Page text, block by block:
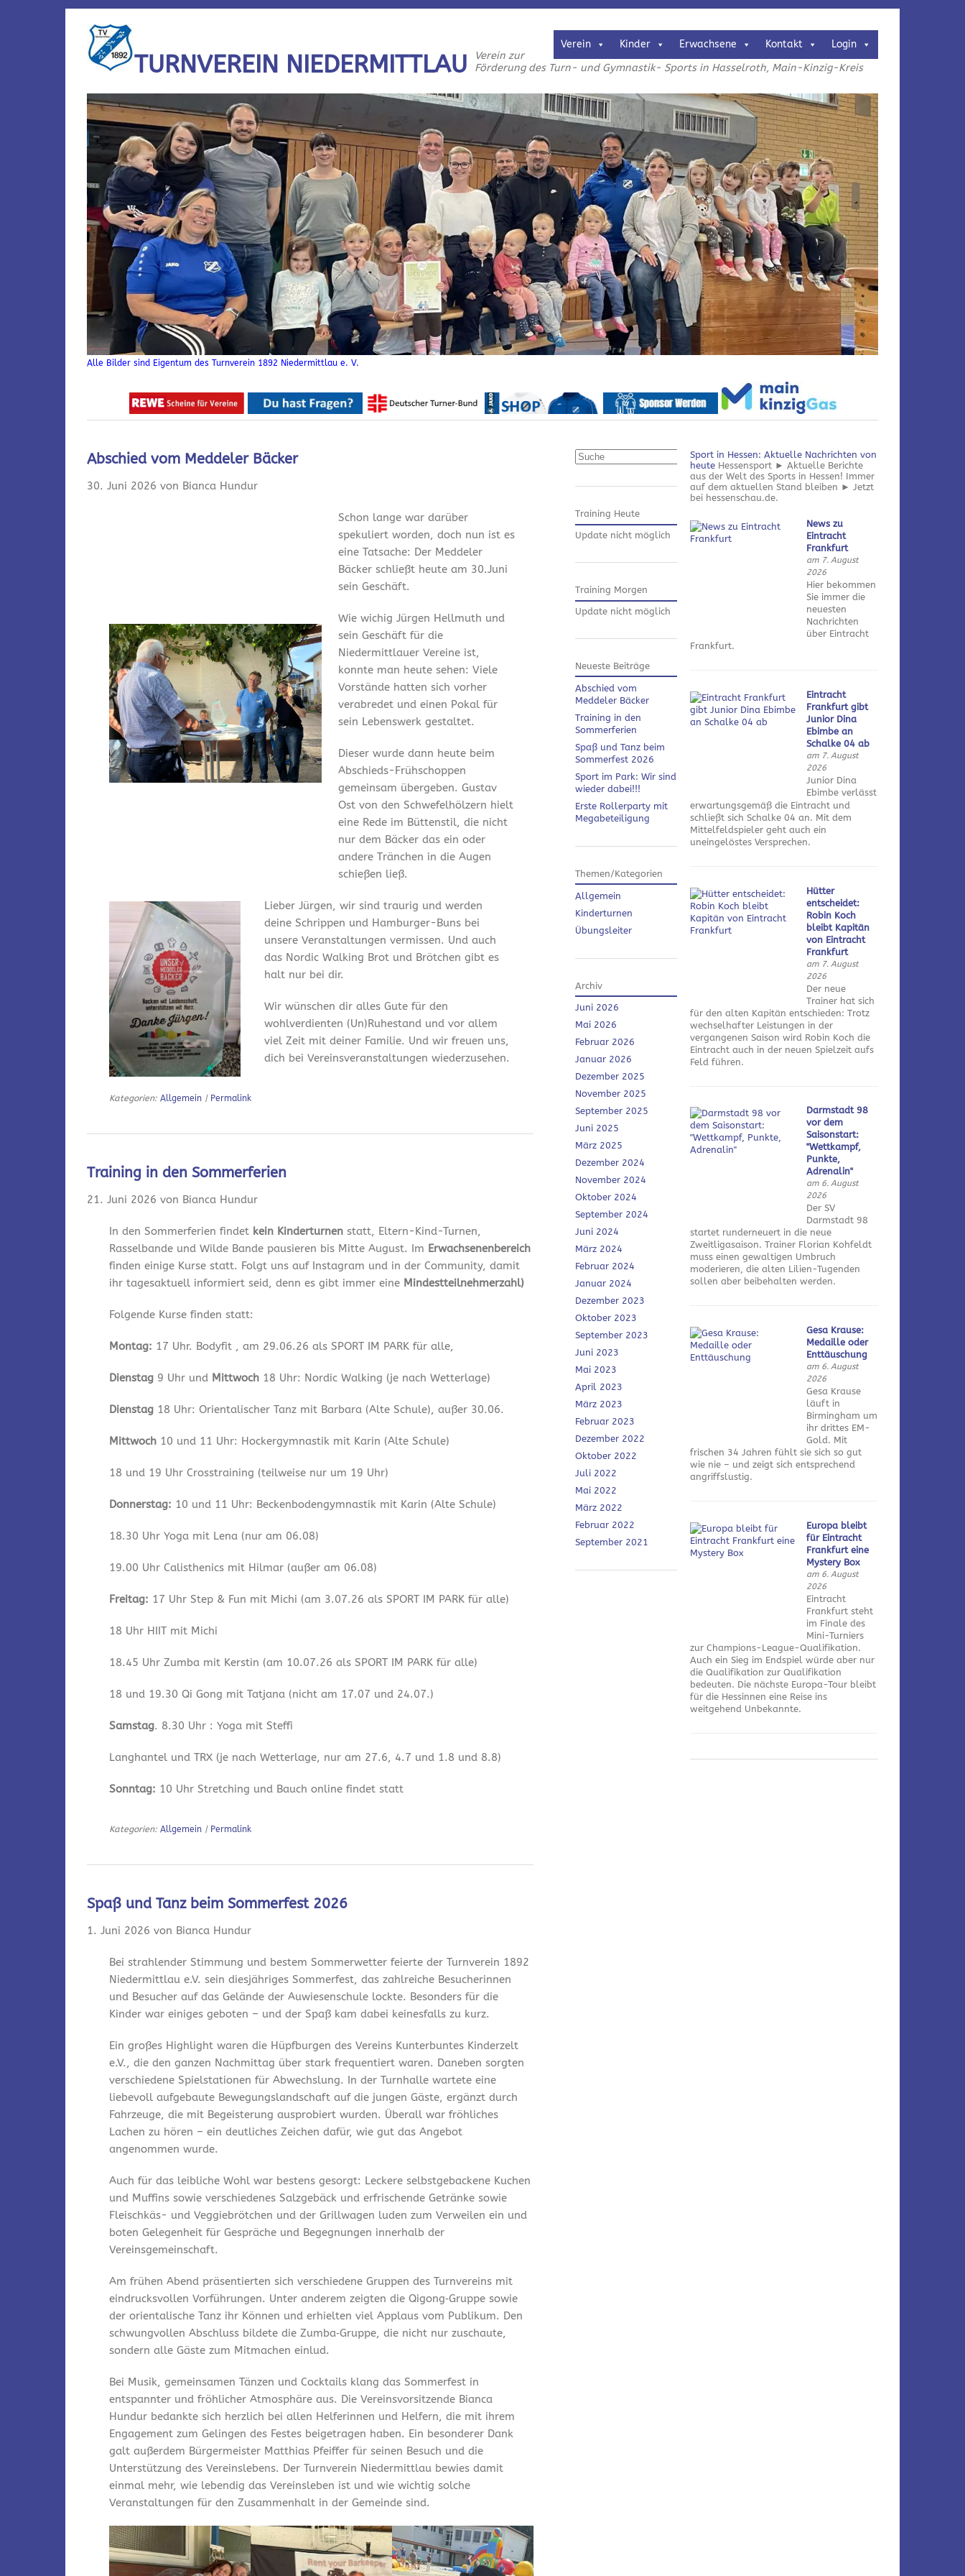
Verein Kinder Erwachsene Kontakt Login
TURNVEREIN NIEDERMITTLAU
Verein zur
Förderung des Turn- und Gymnastik- Sports in Hasselroth, Main-Kinzig-Kreis
Alle Bilder sind Eigentum des Turnverein 1892 Niedermittlau e. V.
Abschied vom Meddeler Bäcker
30. Juni 2026 von Bianca Hundur
Schon lange war darüber
spekuliert worden, doch nun ist es
eine Tatsache: Der Meddeler
Bäcker schließt heute am 30.Juni
sein Geschäft.
Wie wichig Jürgen Hellmuth und
sein Geschäft für die
Niedermittlauer Vereine ist,
konnte man heute sehen: Viele
Vorstände hatten sich vorher
verabredet und einen Pokal für
sein Lebenswerk gestaltet.
Dieser wurde dann heute beim
Abschieds-Frühschoppen
gemeinsam übergeben. Gustav
Ost von den Schwefelhölzern hielt
eine Rede im Büttenstil, die nicht
nur dem Bäcker das ein oder
andere Tränchen in die Augen
schießen ließ.
Lieber Jürgen, wir sind traurig und werden
deine Schrippen und Hamburger-Buns bei
unsere Veranstaltungen vermissen. Und auch
das Nordic Walking Brot und Brötchen gibt es
halt nur bei dir.
Wir wünschen dir alles Gute für den
wohlverdienten (Un)Ruhestand und vor allem
viel Zeit mit deiner Familie. Und wir freuen uns,
dich bei Vereinsveranstaltungen wiederzusehen.
Kategorien:Allgemein | Permalink
Training in den Sommerferien
21. Juni 2026 von Bianca Hundur
In den Sommerferien findet kein Kinderturnen statt, Eltern-Kind-Turnen,
Rasselbande und Wilde Bande pausieren bis Mitte August. Im Erwachsenenbereich
finden einige Kurse statt. Folgt uns auf Instagram und in der Community, damit
ihr tagesaktuell informiert seid, denn es gibt immer eine Mindestteilnehmerzahl)
Folgende Kurse finden statt:
Montag: 17 Uhr. Bodyfit , am 29.06.26 als SPORT IM PARK für alle,
Dienstag 9 Uhr und Mittwoch 18 Uhr: Nordic Walking (je nach Wetterlage)
Dienstag 18 Uhr: Orientalischer Tanz mit Barbara (Alte Schule), außer 30.06.
Mittwoch 10 und 11 Uhr: Hockergymnastik mit Karin (Alte Schule)
18 und 19 Uhr Crosstraining (teilweise nur um 19 Uhr)
Donnerstag: 10 und 11 Uhr: Beckenbodengymnastik mit Karin (Alte Schule)
18.30 Uhr Yoga mit Lena (nur am 06.08)
19.00 Uhr Calisthenics mit Hilmar (außer am 06.08)
Freitag: 17 Uhr Step & Fun mit Michi (am 3.07.26 als SPORT IM PARK für alle)
18 Uhr HIIT mit Michi
18.45 Uhr Zumba mit Kerstin (am 10.07.26 als SPORT IM PARK für alle)
18 und 19.30 Qi Gong mit Tatjana (nicht am 17.07 und 24.07.)
Samstag. 8.30 Uhr : Yoga mit Steffi
Langhantel und TRX (je nach Wetterlage, nur am 27.6, 4.7 und 1.8 und 8.8)
Sonntag: 10 Uhr Stretching und Bauch online findet statt
Kategorien:Allgemein | Permalink
Spaß und Tanz beim Sommerfest 2026
1. Juni 2026 von Bianca Hundur
Bei strahlender Stimmung und bestem Sommerwetter feierte der Turnverein 1892
Niedermittlau e.V. sein diesjähriges Sommerfest, das zahlreiche Besucherinnen
und Besucher auf das Gelände der Auwiesenschule lockte. Besonders für die
Kinder war einiges geboten – und der Spaß kam dabei keinesfalls zu kurz.
Ein großes Highlight waren die Hüpfburgen des Vereins Kunterbuntes Kinderzelt
e.V., die den ganzen Nachmittag über stark frequentiert waren. Daneben sorgten
verschiedene Spielstationen für Abwechslung. In der Turnhalle wartete eine
liebevoll aufgebaute Bewegungslandschaft auf die jungen Gäste, ergänzt durch
Fahrzeuge, die mit Begeisterung ausprobiert wurden. Überall war fröhliches
Lachen zu hören – ein deutliches Zeichen dafür, wie gut das Angebot
angenommen wurde.
Auch für das leibliche Wohl war bestens gesorgt: Leckere selbstgebackene Kuchen
und Muffins sowie verschiedenes Salzgebäck und erfrischende Getränke sowie
Fleischkäs- und Veggiebrötchen und der Grillwagen luden zum Verweilen ein und
boten Gelegenheit für Gespräche und Begegnungen innerhalb der
Vereinsgemeinschaft.
Am frühen Abend präsentierten sich verschiedene Gruppen des Turnvereins mit
eindrucksvollen Vorführungen. Unter anderem zeigten die Qigong‑Gruppe sowie
der orientalische Tanz ihr Können und erhielten viel Applaus vom Publikum. Den
schwungvollen Abschluss bildete die Zumba‑Gruppe, die nicht nur zuschaute,
sondern alle Gäste zum Mitmachen einlud.
Bei Musik, gemeinsamen Tänzen und Cocktails klang das Sommerfest in
entspannter und fröhlicher Atmosphäre aus. Die Vereinsvorsitzende Bianca
Hundur bedankte sich herzlich bei allen Helferinnen und Helfern, die mit ihrem
Engagement zum Gelingen des Festes beigetragen haben. Ein besonderer Dank
galt außerdem Bürgermeister Matthias Pfeiffer für seinen Besuch und die
Unterstützung des Vereinslebens. Der Turnverein Niedermittlau bewies damit
einmal mehr, wie lebendig das Vereinsleben ist und wie wichtig solche
Veranstaltungen für den Zusammenhalt in der Gemeinde sind.
Suchen
Training Heute
Update nicht möglich
Training Morgen
Update nicht möglich
Neueste Beiträge
Abschied vom
Meddeler Bäcker
Training in den
Sommerferien
Spaß und Tanz beim
Sommerfest 2026
Sport im Park: Wir sind
wieder dabei!!!
Erste Rollerparty mit
Megabeteiligung
Themen/Kategorien
Allgemein
Kinderturnen
Übungsleiter
Archiv
Juni 2026
Mai 2026
Februar 2026
Januar 2026
Dezember 2025
November 2025
September 2025
Juni 2025
März 2025
Dezember 2024
November 2024
Oktober 2024
September 2024
Juni 2024
März 2024
Februar 2024
Januar 2024
Dezember 2023
Oktober 2023
September 2023
Juni 2023
Mai 2023
April 2023
März 2023
Februar 2023
Dezember 2022
Oktober 2022
Juli 2022
Mai 2022
März 2022
Februar 2022
September 2021
Sport in Hessen: Aktuelle Nachrichten von
heute Hessensport ► Aktuelle Berichte
aus der Welt des Sports in Hessen! Immer
auf dem aktuellen Stand bleiben ► Jetzt
bei hessenschau.de.
News zu
Eintracht
Frankfurt
am 7. August
2026
Hier bekommen
Sie immer die
neuesten
Nachrichten
über Eintracht
Frankfurt.
Eintracht
Frankfurt gibt
Junior Dina
Ebimbe an
Schalke 04 ab
am 7. August
2026
Junior Dina
Ebimbe verlässt
erwartungsgemäß die Eintracht und
schließt sich Schalke 04 an. Mit dem
Mittelfeldspieler geht auch ein
uneingelöstes Versprechen.
Hütter
entscheidet:
Robin Koch
bleibt Kapitän
von Eintracht
Frankfurt
am 7. August
2026
Der neue
Trainer hat sich
für den alten Kapitän entschieden: Trotz
wechselhafter Leistungen in der
vergangenen Saison wird Robin Koch die
Eintracht auch in der neuen Spielzeit aufs
Feld führen.
Darmstadt 98
vor dem
Saisonstart:
"Wettkampf,
Punkte,
Adrenalin"
am 6. August
2026
Der SV
Darmstadt 98
startet runderneuert in die neue
Zweitligasaison. Trainer Florian Kohfeldt
muss einen gewaltigen Umbruch
moderieren, die alten Lilien-Tugenden
sollen aber beibehalten werden.
Gesa Krause:
Medaille oder
Enttäuschung
am 6. August
2026
Gesa Krause
läuft in
Birmingham um
ihr drittes EM-
Gold. Mit
frischen 34 Jahren fühlt sie sich so gut
wie nie – und zeigt sich entsprechend
angriffslustig.
Europa bleibt
für Eintracht
Frankfurt eine
Mystery Box
am 6. August
2026
Eintracht
Frankfurt steht
im Finale des
Mini-Turniers
zur Champions-League-Qualifikation.
Auch ein Sieg im Endspiel würde aber nur
die Qualifikation zur Qualifikation
bedeuten. Die nächste Europa-Tour bleibt
für die Hessinnen eine Reise ins
weitgehend Unbekannte.